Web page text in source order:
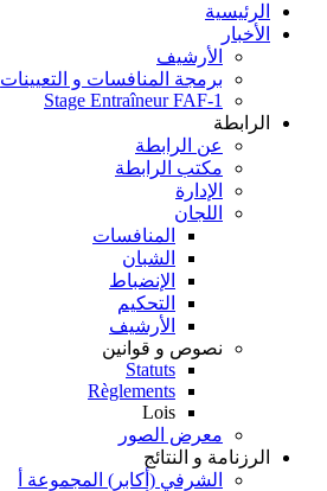
الرئيسية
الأخبار
الأرشيف
برمجة المنافسات و التعيينات
Stage Entraîneur FAF-1
الرابطة
عن الرابطة
مكتب الرابطة
الإدارة
اللجان
المنافسات
الشبان
الإنضباط
التحكيم
الأرشيف
نصوص و قوانين
Statuts
Règlements
Lois
معرض الصور
الرزنامة و النتائج
الشرفي (أكابر) المجموعة أ